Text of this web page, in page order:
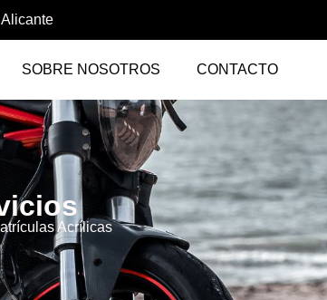
SOBRE NOSOTROS CONTACTO
Acrílicas